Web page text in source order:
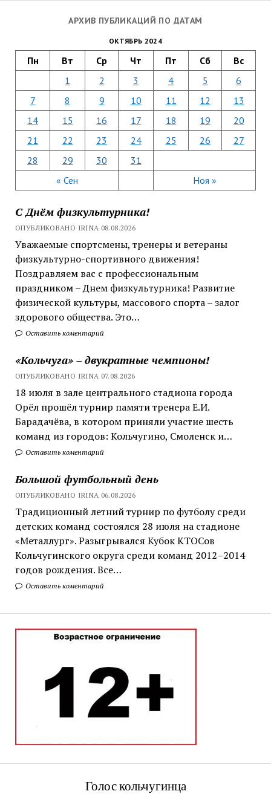
АРХИВ ПУБЛИКАЦИЙ ПО ДАТАМ
ОКТЯБРЬ 2024
Пн Вт Ср Чт Пт Сб Вс
« Сен Ноя »
1 2 3 4 5
6
7
8 9 10 11 12
13
14
15 16 17 18 19
20
21
22 23 24 25 26
27
28
29 30 31
С Днём физкультурника!
ОПУБЛИКОВАНО IRINA 08.08.2026
Уважаемые спортсмены, тренеры и ветераны
физкультурно-спортивного движения!
Поздравляем вас с профессиональным
праздником – Днем физкультурника! Развитие
физической культуры, массового спорта – залог
здорового общества. Это…
Оставить коментарий
«Кольчуга» – двукратные чемпионы!
ОПУБЛИКОВАНО IRINA 07.08.2026
18 июля в зале центрального стадиона города
Орёл прошёл турнир памяти тренера Е.И.
Барадачёва, в котором приняли участие шесть
команд из городов: Кольчугино, Смоленск и…
Оставить коментарий
Большой футбольный день
ОПУБЛИКОВАНО IRINA 06.08.2026
Традиционный летний турнир по футболу среди
детских команд состоялся 28 июля на стадионе
«Металлург». Разыгрывался Кубок КТОСов
Кольчугинского округа среди команд 2012–2014
годов рождения. Все…
Оставить коментарий
Голос кольчугинца